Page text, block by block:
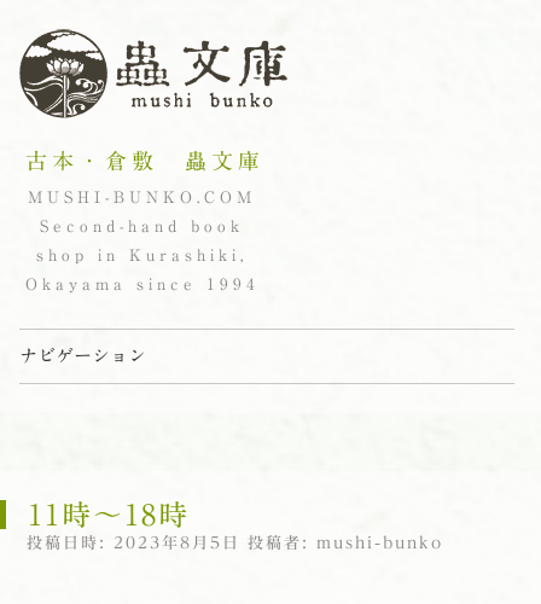
古本・倉敷 蟲文庫
MUSHI-BUNKO.COM
Second-hand book
shop in Kurashiki,
Okayama since 1994
ナビゲーション
11時〜18時
投稿日時: 2023年8月5日 投稿者: mushi-bunko